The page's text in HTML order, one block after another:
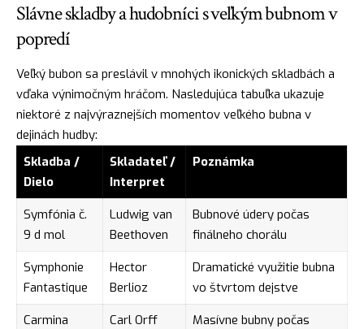
Slávne skladby a hudobníci s veľkým bubnom v
popredí
Veľký bubon sa preslávil v mnohých ikonických skladbách a
vďaka výnimočným hráčom. Nasledujúca tabuľka ukazuje
niektoré z najvýraznejších momentov veľkého bubna v
dejinách hudby:
Skladba /
Dielo
Skladateľ /
Interpret
Poznámka
Symfónia č.
9 d mol
Ludwig van
Beethoven
Bubnové údery počas
finálneho chorálu
Symphonie
Fantastique
Hector
Berlioz
Dramatické využitie bubna
vo štvrtom dejstve
Carmina
Carl Orff
Masívne bubny počas